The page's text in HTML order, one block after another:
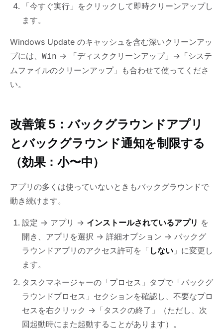
「今すぐ実行」をクリックして即時クリーンアップし
ます。
Windows Update のキャッシュを含む深いクリーンアッ
プには、 Win → 「ディスククリーンアップ」→「システ
ムファイルのクリーンアップ」も合わせて使ってくださ
い。
改善策 5：バックグラウンドアプリ
とバックグラウンド通知を制限する
（効果：小〜中）
アプリの多くは使っていないときもバックグラウンドで
動き続けます。
設定 → アプリ → インストールされているアプリ を
開き、アプリを選択 → 詳細オプション → バックグ
ラウンドアプリのアクセス許可を「 しない 」に変更し
ます。
タスクマネージャーの「プロセス」タブで「バックグ
ラウンドプロセス」セクションを確認し、不要なプロ
セスを右クリック →「タスクの終了」（ただし、次
回起動時にまた起動することがあります）。